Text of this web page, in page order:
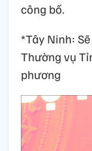
công bố.
*Tây Ninh:
Thường vụ
phương